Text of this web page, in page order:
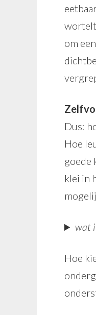
om
Dus:
Hoe
goede
klei in
wat
Hoe